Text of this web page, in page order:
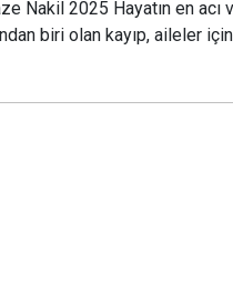
Nakil 2025 Hayatın en acı
biri olan kayıp, aileler